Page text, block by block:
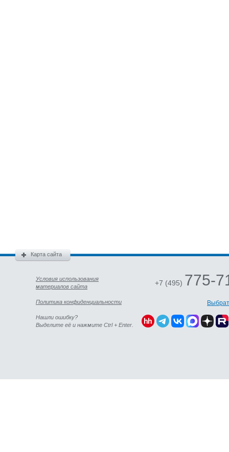
Карта сайта
Условия использования
материалов сайта
Политика конфиденциальности
Нашли ошибку?
Выделите её и нажмите Ctrl + Enter.
+7 (495) 775-